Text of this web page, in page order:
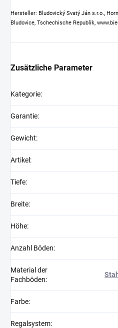
Hersteller: Bludovický Svatý Ján s.r.o.,
Bludovice, Tschechische Republik,
Zusätzliche Parameter
Kategorie:
Garantie:
Gewicht:
Artikel :
Tiefe:
Breite:
Höhe:
Anzahl Böden:
Material der
Fachböden:
Farbe:
Regalsystem: